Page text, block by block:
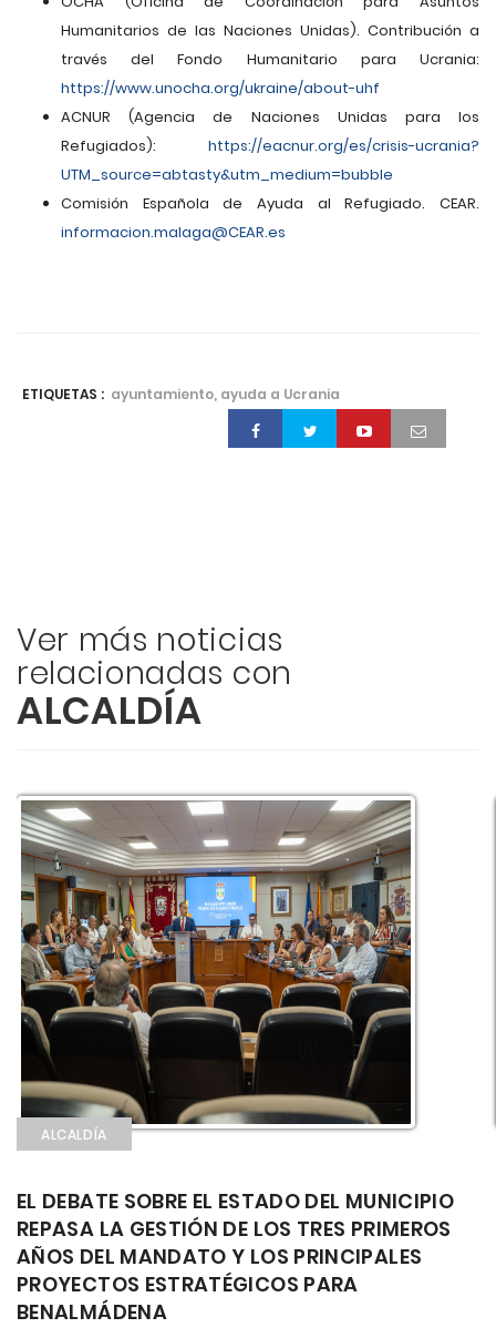
Humanitarios de las Naciones Unidas). Contribución a
través del Fondo Humanitario para Ucrania:
https://www.unocha.org/ukraine/about-uhf
ACNUR (Agencia de Naciones Unidas para los
Refugiados): https://eacnur.org/es/crisis-ucrania?
UTM_source=abtasty&utm_medium=bubble
Comisión Española de Ayuda al Refugiado. CEAR.
informacion.malaga@CEAR.es
ETIQUETAS : ayuntamiento, ayuda a Ucrania
Ver más noticias
relacionadas con
ALCALDÍA
ALCALDÍA
EL DEBATE SOBRE EL ESTADO DEL MUNICIPIO
REPASA LA GESTIÓN DE LOS TRES PRIMEROS
AÑOS DEL MANDATO Y LOS PRINCIPALES
PROYECTOS ESTRATÉGICOS PARA
BENALMÁDENA